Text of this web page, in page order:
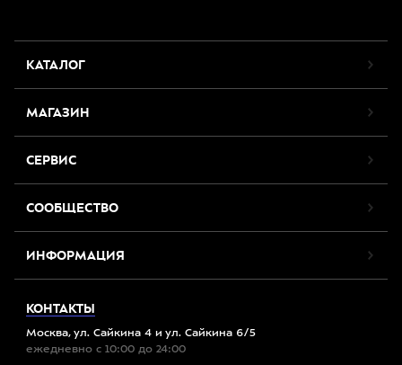
КАТАЛОГ
МАГАЗИН
СЕРВИС
СООБЩЕСТВО
ИНФОРМАЦИЯ
КОНТАКТЫ
Москва, ул. Сайкина 4 и ул. Сайкина 6/5
ежедневно с 10:00 до 24:00